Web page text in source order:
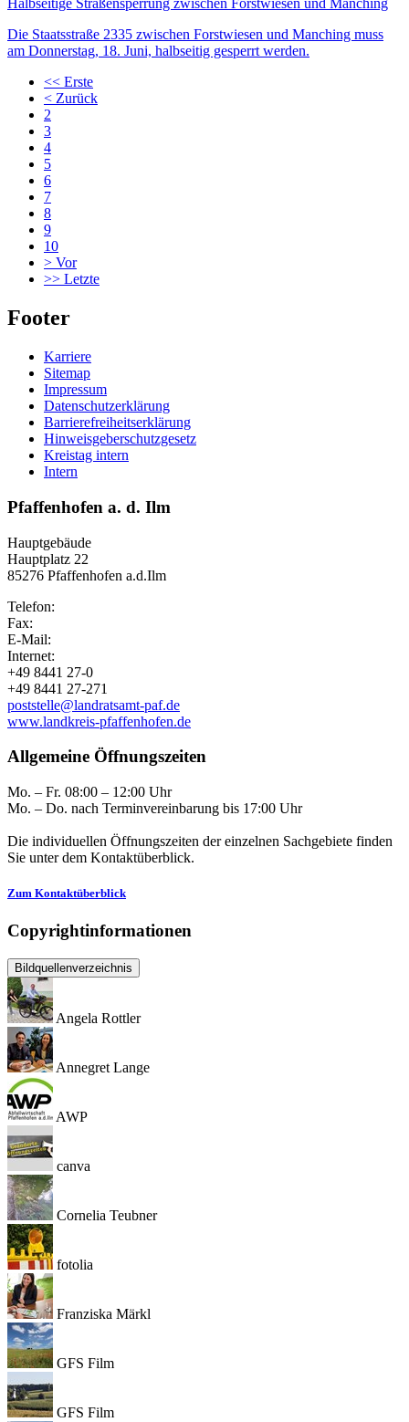
Halbseitige Straßensperrung zwischen Forstwiesen und Manching
Die Staatsstraße 2335 zwischen Forstwiesen und Manching muss
am Donnerstag, 18. Juni, halbseitig gesperrt werden.
<< Erste
< Zurück
2
3
4
5
6
7
8
9
10
> Vor
>> Letzte
Footer
Karriere
Sitemap
Impressum
Datenschutzerklärung
Barrierefreiheitserklärung
Hinweisgeberschutzgesetz
Kreistag intern
Intern
Pfaffenhofen a. d. Ilm
Hauptgebäude
Hauptplatz 22
85276 Pfaffenhofen a.d.Ilm
Telefon:
Fax:
E-Mail:
Internet:
+49 8441 27-0
+49 8441 27-271
poststelle@landratsamt-paf.de
www.landkreis-pfaffenhofen.de
Allgemeine Öffnungszeiten
Mo. – Fr. 08:00 – 12:00 Uhr
Mo. – Do. nach Terminvereinbarung bis 17:00 Uhr
Die individuellen Öffnungszeiten der einzelnen Sachgebiete finden
Sie unter dem Kontaktüberblick.
Zum Kontaktüberblick
Copyrightinformationen
Bildquellenverzeichnis
Angela Rottler
Annegret Lange
AWP
canva
Cornelia Teubner
fotolia
Franziska Märkl
GFS Film
GFS Film